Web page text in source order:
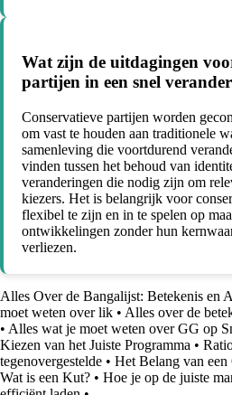
Wat zijn de uitdagingen
partijen in een snel
Conservatieve partijen worden
om vast te houden aan traditionele
samenleving die voortdurend
vinden tussen het behoud van
veranderingen die nodig zijn om
kiezers. Het is belangrijk voor
flexibel te zijn en in te spelen op
ontwikkelingen zonder hun
verliezen.
Alles Over de Bangalijst: Betekenis en
moet weten over lik • Alles over de
• Alles wat je moet weten over GG op
Kiezen van het Juiste Programma •
tegenovergestelde • Het Belang van
Wat is een Kut? • Hoe je op de juiste